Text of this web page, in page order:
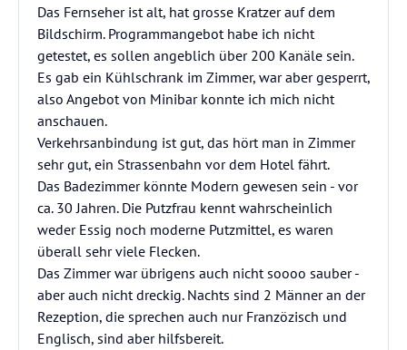
Das Fernseher ist alt, hat grosse Kratzer auf dem
Bildschirm. Programmangebot habe ich nicht
getestet, es sollen angeblich über 200 Kanäle sein.
Es gab ein Kühlschrank im Zimmer, war aber gesperrt,
also Angebot von Minibar konnte ich mich nicht
anschauen.
Verkehrsanbindung ist gut, das hört man in Zimmer
sehr gut, ein Strassenbahn vor dem Hotel fährt.
Das Badezimmer könnte Modern gewesen sein - vor
ca. 30 Jahren. Die Putzfrau kennt wahrscheinlich
weder Essig noch moderne Putzmittel, es waren
überall sehr viele Flecken.
Das Zimmer war übrigens auch nicht soooo sauber -
aber auch nicht dreckig. Nachts sind 2 Männer an der
Rezeption, die sprechen auch nur Franzözisch und
Englisch, sind aber hilfsbereit.